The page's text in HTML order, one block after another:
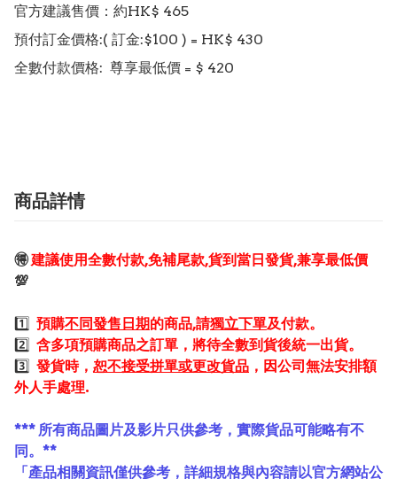
官方建議售價：約HK$ 465
預付訂金價格:( 訂金:$100 ) = HK$ 430
全數付款價格:  尊享最低價 = $ 420
商品詳情
🉐建議使用全數付款,免補尾款,貨到當日發貨,兼享最低價
💯
1️⃣ 預購不同發售日期的商品,請獨立下單及付款。
2️⃣ 含多項預購商品之訂單，將待全數到貨後統一出貨。
3️⃣ 發貨時， 恕不接受拼單或更改貨品 ，因公司無法安排額
外人手處理.
*** 所有商品圖片及影片只供參考，實際貨品可能略有不
同。**
「產品相關資訊僅供參考，詳細規格與內容請以官方網站公